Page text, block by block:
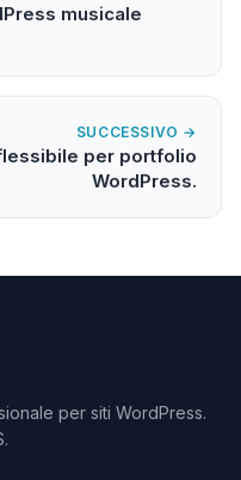
musicale
SUCCESSIVO →
per portfolio
WordPress.
per siti WordPress.